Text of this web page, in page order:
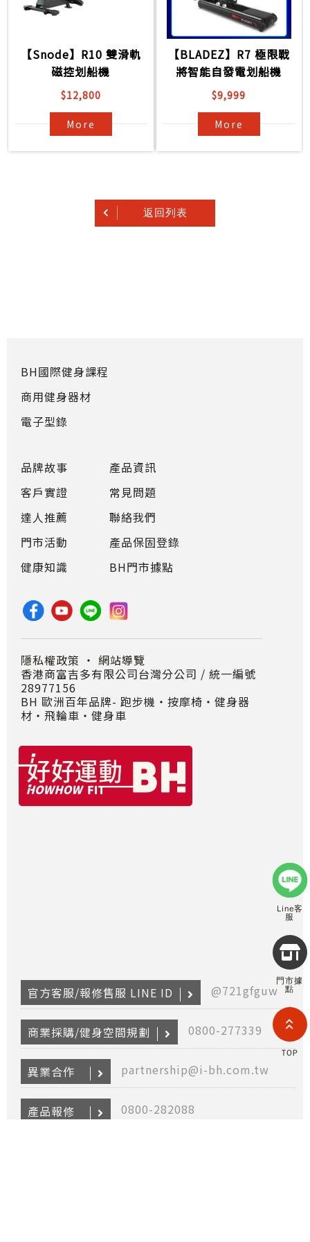
2026
Line客
服
門市據
點
TOP
【Snode】R10 雙滑軌
磁控划船機
$12,800
More
【BLADEZ】R7 極限戰
將智能自發電划船機
$9,999
More
返回列表
品牌故事
客戶實證
達人推薦
門市活動
健康知識
產品資訊
常見問題
聯絡我們
產品保固登錄
BH門市據點
BH國際健身課程
商用健身器材
電子型錄
隱私權政策 ・ 網站導覽
香港商富吉多有限公司台灣分公司 / 統一編號
28977156
BH 歐洲百年品牌- 跑步機‧按摩椅‧健身器
材‧飛輪車‧健身車
官方客服/報修售服 LINE ID @721gfguw
商業採購/健身空間規劃 0800-277339
異業合作 partnership@i-bh.com.tw
產品報修 0800-282088